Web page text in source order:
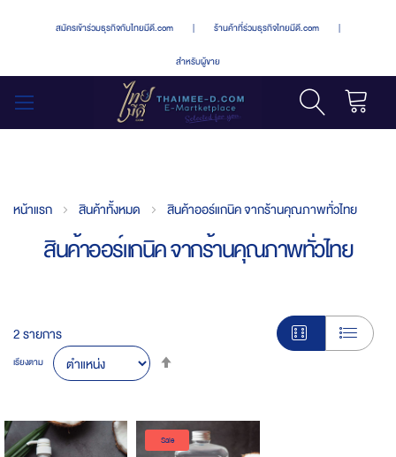
สมัครเข้าร่วมธุรกิจกับไทยมีดี.com | ร้านค้าที่ร่วมธุรกิจไทยมีดี.com |
สำหรับผู้ขาย
หน้าแรก สินค้าทั้งหมด สินค้าออร์แกนิค จากร้านคุณภาพทั่วไทย
สินค้าออร์แกนิค จากร้านคุณภาพทั่วไทย
2รายการ
เรียงตาม
Direction
Sale